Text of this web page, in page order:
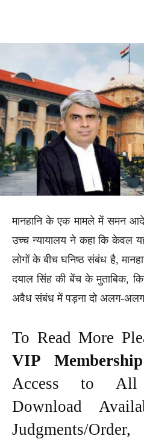
मानहानि के एक मामले में समन
उच्च न्यायालय ने कहा कि केवल
लोगों के बीच घनिष्ठ संबंध है,
दयाल सिंह की बेंच के मुताबिक,
अवैध संबंध में पड़ना दो अलग-
To Read More
VIP
Access to All
Download
Judgments/